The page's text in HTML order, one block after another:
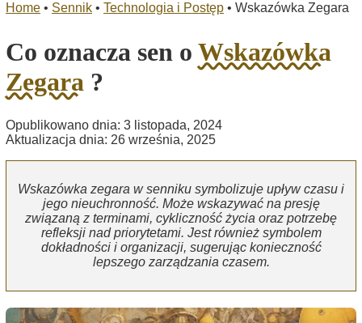
Home • Sennik • Technologia i Postęp • Wskazówka Zegara
Co oznacza sen o Wskazówka
Zegara ?
Opublikowano dnia: 3 listopada, 2024
Aktualizacja dnia: 26 września, 2025
Wskazówka zegara w senniku symbolizuje upływ czasu i
jego nieuchronność. Może wskazywać na presję
związaną z terminami, cykliczność życia oraz potrzebę
refleksji nad priorytetami. Jest również symbolem
dokładności i organizacji, sugerując konieczność
lepszego zarządzania czasem.